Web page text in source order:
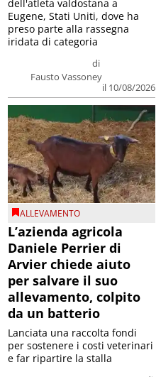
di
Fausto Vassoney
il 10/08/2026
dell'atleta valdostana a
Eugene, Stati Uniti, dove ha
preso parte alla rassegna
iridata di categoria
ALLEVAMENTO
L’azienda agricola
Daniele Perrier di
Arvier chiede aiuto
per salvare il suo
allevamento, colpito
da un batterio
Lanciata una raccolta fondi
per sostenere i costi veterinari
e far ripartire la stalla